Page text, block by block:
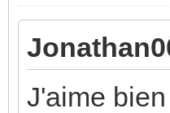
J'aime